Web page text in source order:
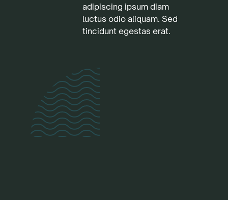
adipiscing ipsum diam
luctus odio aliquam. Sed
tincidunt egestas erat.